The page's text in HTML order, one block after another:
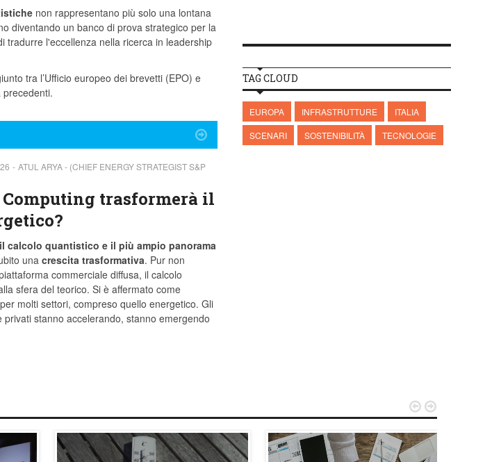
non rappresentano più solo una lontana
diventando un banco di prova strategico per la
tradurre l'eccellenza nella ricerca in leadership
tra l’Ufficio europeo dei brevetti (EPO) e
precedenti.
ATUL ARYA - (CHIEF ENERGY STRATEGIST S&P
trasformerà il
il calcolo quantistico e il più ampio panorama
unacrescita trasformativa. Pur non
commerciale diffusa, il calcolo
sfera del teorico. Si è affermato come
molti settori, compreso quello energetico. Gli
privati stanno accelerando, stanno emergendo
TAG CLOUD
EUROPA INFRASTRUTTURE
ITALIA
SCENARI
SOSTENIBILITÀ TECNOLOGIE
 